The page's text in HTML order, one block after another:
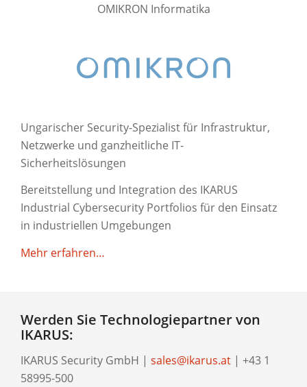
OMIKRON Informatika
Ungarischer Security-Spezialist für Infrastruktur,
Netzwerke und ganzheitliche IT-
Sicherheitslösungen
Bereitstellung und Integration des IKARUS
Industrial Cybersecurity Portfolios für den Einsatz
in industriellen Umgebungen
Mehr erfahren…
Werden Sie Technologiepartner von
IKARUS:
IKARUS Security GmbH | sales@ikarus.at | +43 1
58995-500